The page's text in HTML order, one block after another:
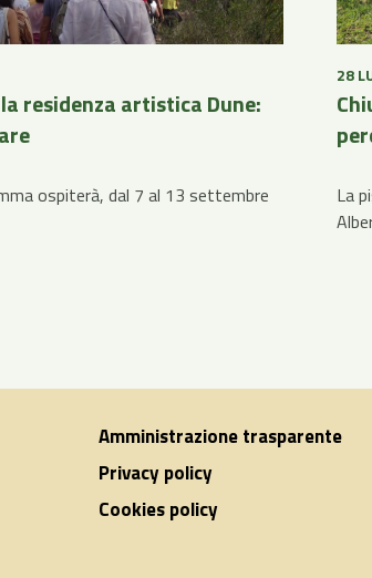
residenza artistica Dune:
ospiterà, dal 7 al 13 settembre
28
La
Amministrazione trasparente
Privacy policy
Cookies policy